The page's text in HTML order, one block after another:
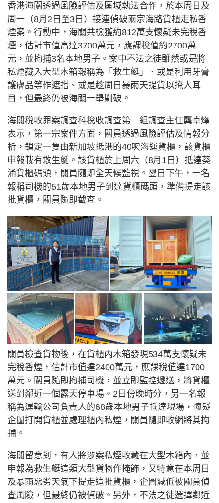
香港海關透過風險評估及區域執法合作，於本周日及
周一（8月2日至3日）接連偵破兩宗海路貨櫃走私香
煙案。行動中，海關共檢獲約812萬支懷疑未完稅香
煙，估計市值高達3700萬元，應課稅值約2700萬
元，並拘捕3名本地男子。案中不法之徒雖然或是將
私煙藏入大型木箱報稱為「救生艇」、或是利用牙膏
護膚品等作遮擋、或是趁周日暴雨天提貨以掩人耳
目，但最終仍被海關一舉剿破。
海關稅收罪案調查科稅收調查第一組調查主任龔卓烽
表示，第一宗案件方面，關員透過風險評估及情報分
析，鎖定一隻由新加坡抵港的40呎海運貨櫃，該貨櫃
申報載有救生艇。該貨櫃於上周六（8月1日）抵達葵
涌貨櫃碼頭，關員隨即全天候監視。翌日下午，一名
報稱司機的51歲本地男子到達貨櫃碼頭，準備提走該
批貨櫃，關員隨即截查。
關員檢查貨物後，在貨櫃內木箱發現534萬支懷疑未
完稅香煙，估計市值達2400萬元，應課稅值達1700
萬元。關員隨即拘捕司機，並立即監控遞送，將貨櫃
送到鄰近一個露天停車場。2日傍晚時分，另一名報
稱為運輸公司負責人的68歲本地男子抵達現場，懷疑
企圖打開貨櫃並處理櫃內私煙，關員隨即收網將其拘
捕。
海關留意到，有人將涉案私煙收藏在大型木箱內，並
申報為救生艇這類大型貨物作掩飾，又特意在本周日
及暴雨惡劣天氣下提走這批貨櫃，企圖減低被關員偵
查風險，但最終仍被偵破。另外，不法之徒選擇鄰近